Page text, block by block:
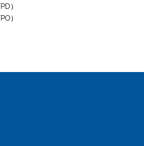
）
）